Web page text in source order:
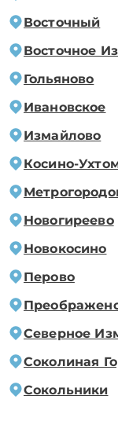
Восточный
Восточное
Гольяново
Ивановское
Измайлово
Косино-
Новогиреево
Новокосино
Перово
Северное
Соколиная
Сокольники